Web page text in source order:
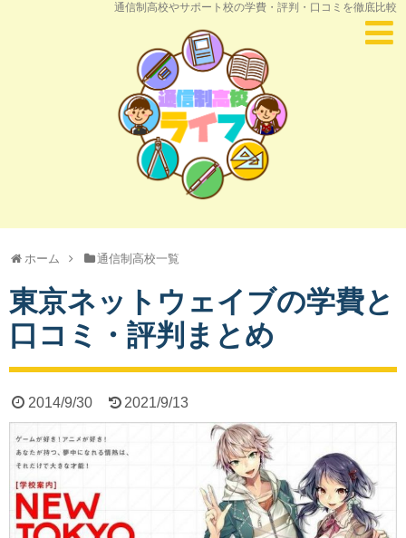
通信制高校やサポート校の学費・評判・口コミを徹底比較
ホーム 通信制高校一覧
東京ネットウェイブの学費と
口コミ・評判まとめ
2014/9/30 2021/9/13